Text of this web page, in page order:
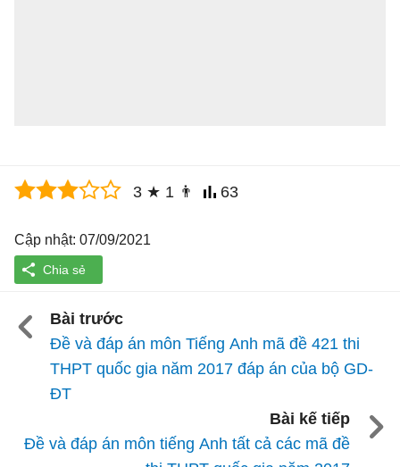
3 ★ 1 👨 63
Cập nhật: 07/09/2021
Bài trước
Đề và đáp án môn Tiếng Anh mã đề 421 thi
THPT quốc gia năm 2017 đáp án của bộ GD-
ĐT
Bài kế tiếp
Đề và đáp án môn tiếng Anh tất cả các mã đề